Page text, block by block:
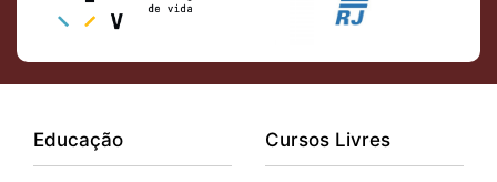
Educação Cursos Livres